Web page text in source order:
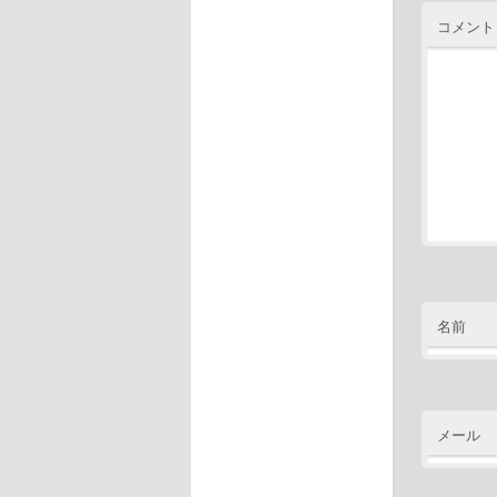
コメント
名前
メール